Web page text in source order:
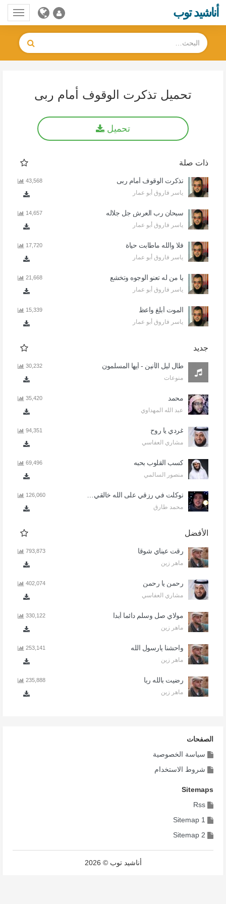
أناشيد توب
تحميل تذكرت الوقوف أمام ربى
تحميل
ذات صلة
تذكرت الوقوف أمام ربى
ياسر فاروق أبو عمار
43,568
سبحان رب العرش جل جلاله
ياسر فاروق أبو عمار
14,657
فلا والله ماطابت حياة
ياسر فاروق أبو عمار
17,720
يا من له تعنو الوجوه وتخشع
ياسر فاروق أبو عمار
21,668
الموت أبلغ واعظ
ياسر فاروق أبو عمار
15,339
جديد
طال ليل الأنين - أيها المسلمون
منوعات
30,232
محمد
عبد الله المهداوي
35,420
غردي يا روح
مشاري العفاسي
94,351
كسب القلوب بحبه
منصور السالمي
69,496
محمد طارق
126,060
الأفضل
رقت عيناي شوقا
ماهر زين
793,873
رحمن يا رحمن
مشاري العفاسي
402,074
مولاي صل وسلم دائما أبدا
ماهر زين
330,122
واحشنا يارسول الله
ماهر زين
253,141
رضيت بالله ربا
ماهر زين
235,888
الصفحات
سياسة الخصوصية
شروط الاستخدام
Sitemaps
Rss
Sitemap 1
Sitemap 2
أناشيد توب © 2026